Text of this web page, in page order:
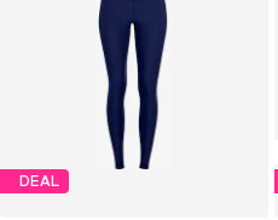
DEAL